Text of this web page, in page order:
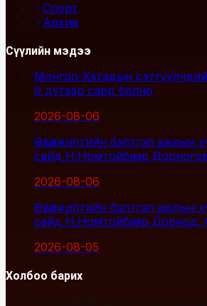
Спорт
Архив
Сүүлийн мэдээ
Монгол-Хятадын
9 дүгээр сард болно
2026-08-06
Өвөлжилтийн бэлтгэл ажлын
сайд Н.Номтойбаяр
2026-08-06
Өвөлжилтийн бэлтгэл ажлын
сайд Н.Номтойбаяр Дорнод,
2026-08-05
Холбоо барих